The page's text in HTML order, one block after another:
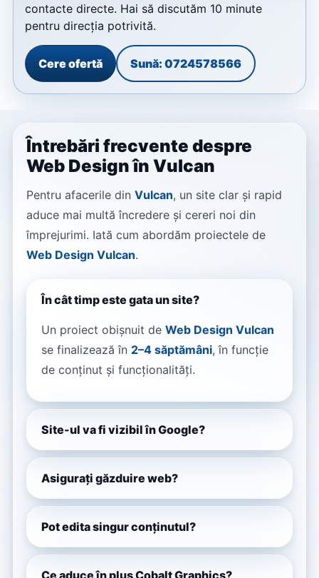
contacte directe. Hai să discutăm 10 minute
pentru direcția potrivită.
Cere ofertă Sună: 0724578566
Întrebări frecvente despre
Web Design în Vulcan
Pentru afacerile din Vulcan, un site clar și rapid
aduce mai multă încredere și cereri noi din
împrejurimi. Iată cum abordăm proiectele de
Web Design Vulcan.
În cât timp este gata un site?
Un proiect obișnuit de Web Design Vulcan
se finalizează în 2–4 săptămâni, în funcție
de conținut și funcționalități.
Site-ul va fi vizibil în Google?
Asigurați găzduire web?
Pot edita singur conținutul?